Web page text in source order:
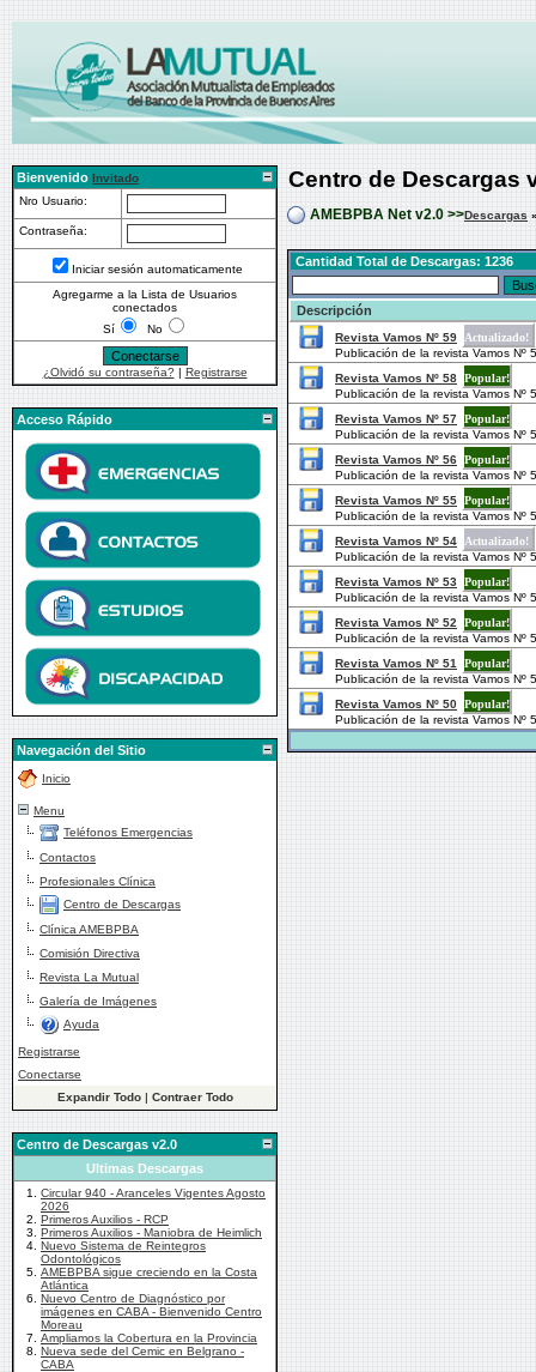
Bienvenido Invitado
Nro Usuario:
Contraseña:
Iniciar sesión automaticamente
Agregarme a la Lista de Usuarios
conectados
Sí
No
¿Olvidó su contraseña? | Registrarse
Acceso Rápido
Navegación del Sitio
Inicio
Menu
Teléfonos Emergencias
Contactos
Profesionales Clínica
Centro de Descargas
Clínica AMEBPBA
Comisión Directiva
Revista La Mutual
Galería de Imágenes
Ayuda
Registrarse
Conectarse
Expandir Todo| Contraer Todo
Centro de Descargas v2.0
Ultimas Descargas
1.
Circular 940 - Aranceles Vigentes Agosto
2026
2.
Primeros Auxilios - RCP
3.
Primeros Auxilios - Maniobra de Heimlich
4. Nuevo Sistema de Reintegros
Odontológicos
5. AMEBPBA sigue creciendo en la Costa
Atlántica
6.
Nuevo Centro de Diagnóstico por
imágenes en CABA - Bienvenido Centro
Moreau
7.
Ampliamos la Cobertura en la Provincia
8.
Nueva sede del Cemic en Belgrano -
CABA
Centro de Descargas
AMEBPBA Net v2.0 >>Descargas
Cantidad Total de Descargas: 1236
Descripción
Revista Vamos Nº 59
Actualizado!
Publicación de la revista Vamos Nº
Revista Vamos Nº 58 Popular!
Publicación de la revista Vamos Nº
Revista Vamos Nº 57 Popular!
Publicación de la revista Vamos Nº
Revista Vamos Nº 56 Popular!
Publicación de la revista Vamos Nº
Revista Vamos Nº 55 Popular!
Publicación de la revista Vamos Nº
Revista Vamos Nº 54
Actualizado!
Publicación de la revista Vamos Nº
Revista Vamos Nº 53 Popular!
Publicación de la revista Vamos Nº
Revista Vamos Nº 52
Popular!
Publicación de la revista Vamos Nº
Revista Vamos Nº 51
Popular!
Publicación de la revista Vamos Nº
Revista Vamos Nº 50 Popular!
Publicación de la revista Vamos Nº